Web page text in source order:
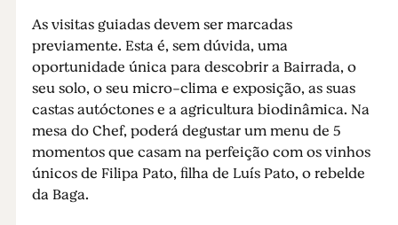
As visitas guiadas devem ser marcadas
previamente. Esta é, sem dúvida, uma
oportunidade única para descobrir a Bairrada, o
seu solo, o seu micro-clima e exposição, as suas
castas autóctones e a agricultura biodinâmica. Na
mesa do Chef, poderá degustar um menu de 5
momentos que casam na perfeição com os vinhos
únicos de Filipa Pato, filha de Luís Pato, o rebelde
da Baga.